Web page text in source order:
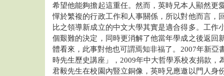
希望他能夠擔起這重任。然而，英時兄本人顯然更
憚於繁複的行政工作和人事關係，所以對他而言，
比之領導新成立的中文大學其實是適合得多。工作
個艱難的決定，同時更消解了他當年學成之後返回
體看來，此事對他也可謂焉知非福了。2007年新亞
時先生歷史講座」，2009年中大哲學系校友捐款，
君毅先生在校園內豎立銅像，英時兄應邀以門人身